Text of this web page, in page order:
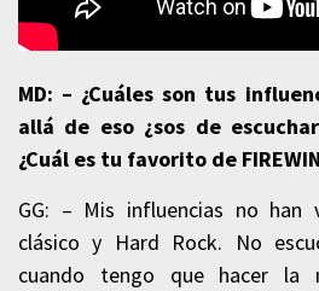
MD: – ¿Cuáles son tus
allá de eso ¿sos de
¿Cuál es tu favorito de
GG: – Mis influencias no han
clásico y Hard Rock. No
cuando tengo que hacer la